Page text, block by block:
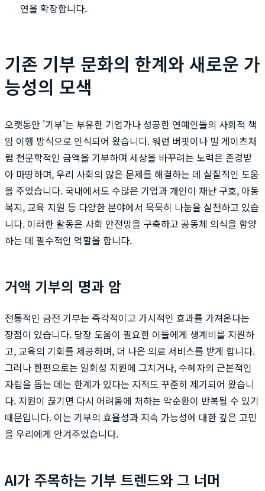
연을 확장합니다.
기존 기부 문화의 한계와 새로운 가
능성의 모색
오랫동안 '기부'는 부유한 기업가나 성공한 연예인들의 사회적 책
임 이행 방식으로 인식되어 왔습니다. 워런 버핏이나 빌 게이츠처
럼 천문학적인 금액을 기부하며 세상을 바꾸려는 노력은 존경받
아 마땅하며, 우리 사회의 많은 문제를 해결하는 데 실질적인 도움
을 주었습니다. 국내에서도 수많은 기업과 개인이 재난 구호, 아동
복지, 교육 지원 등 다양한 분야에서 묵묵히 나눔을 실천하고 있습
니다. 이러한 활동은 사회 안전망을 구축하고 공동체 의식을 함양
하는 데 필수적인 역할을 합니다.
거액 기부의 명과 암
전통적인 금전 기부는 즉각적이고 가시적인 효과를 가져온다는
장점이 있습니다. 당장 도움이 필요한 이들에게 생계비를 지원하
고, 교육의 기회를 제공하며, 더 나은 의료 서비스를 받게 합니다.
그러나 한편으로는 일회성 지원에 그치거나, 수혜자의 근본적인
자립을 돕는 데는 한계가 있다는 지적도 꾸준히 제기되어 왔습니
다. 지원이 끊기면 다시 어려움에 처하는 악순환이 반복될 수 있기
때문입니다. 이는 기부의 효율성과 지속 가능성에 대한 깊은 고민
을 우리에게 안겨주었습니다.
AI가 주목하는 기부 트렌드와 그 너머